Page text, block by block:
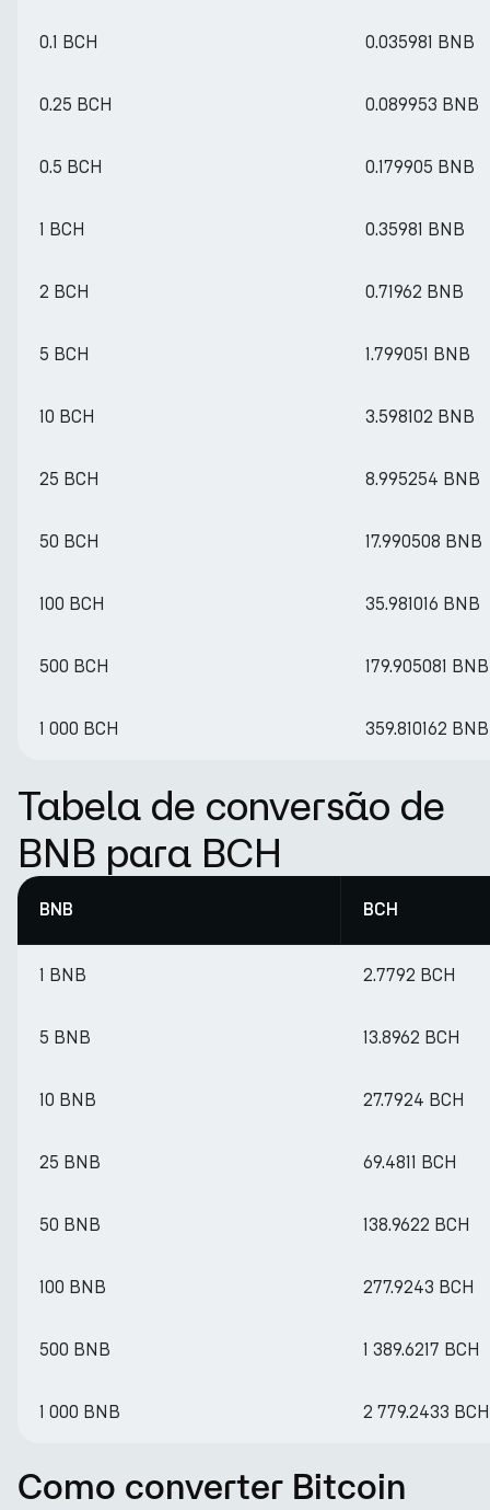
0.1 BCH 0.035981 BNB
0.25 BCH 0.089953 BNB
0.5 BCH 0.179905 BNB
1 BCH 0.35981 BNB
2 BCH 0.71962 BNB
5 BCH 1.799051 BNB
10 BCH 3.598102 BNB
25 BCH 8.995254 BNB
50 BCH 17.990508 BNB
100 BCH 35.981016 BNB
500 BCH 179.905081 BNB
1 000 BCH 359.810162 BNB
Tabela de conversão de
BNB para BCH
BNB BCH
1 BNB 2.7792 BCH
5 BNB 13.8962 BCH
10 BNB 27.7924 BCH
25 BNB 69.4811 BCH
50 BNB 138.9622 BCH
100 BNB 277.9243 BCH
500 BNB 1 389.6217 BCH
1 000 BNB 2 779.2433 BCH
Como converter Bitcoin